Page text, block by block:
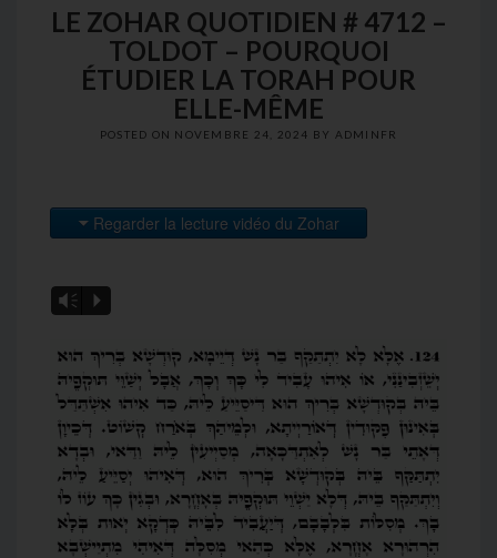
LE ZOHAR QUOTIDIEN # 4712 –
TOLDOT – POURQUOI
ÉTUDIER LA TORAH POUR
ELLE-MÊME
POSTED ON NOVEMBRE 24, 2024 BY ADMINFR
Regarder la lecture vidéo du Zohar
Vm P